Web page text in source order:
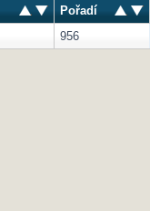
Pořadí
956